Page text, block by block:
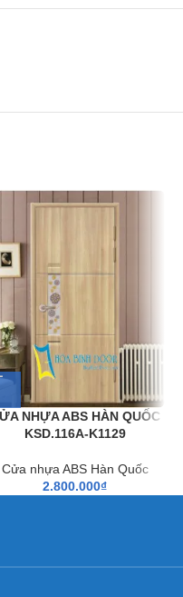
thông hợp tính. Cho bề
đặc biệt
theo là LVL gỗ cứng
Comb được gia cố
và cách âm. Các lớp
keo đặc biệt và được
thời gian 10h, tạo ra
cong vênh…
NHỰA ABS HÀN QUỐC
KSD.116A-K1129
Cửa nhựa ABS Hàn Quốc
2.800.000₫